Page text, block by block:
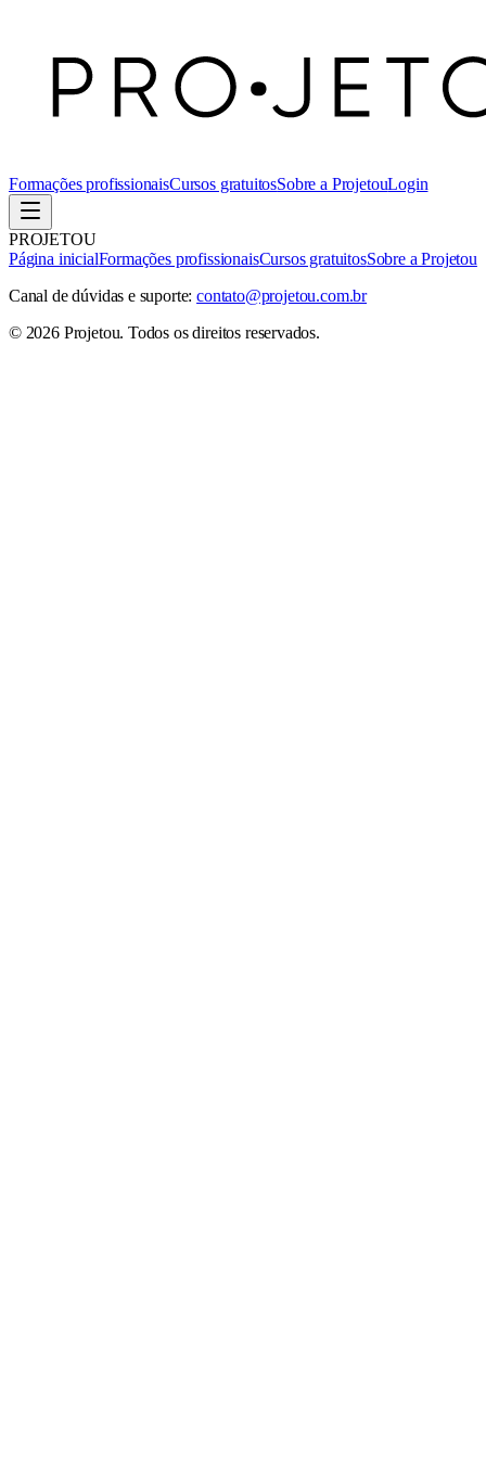
Formações profissionaisCursos gratuitosSobre a ProjetouLogin
PROJETOU
Página inicialFormações profissionaisCursos gratuitosSobre a Projetou
Canal de dúvidas e suporte: contato@projetou.com.br
© 2026 Projetou. Todos os direitos reservados.